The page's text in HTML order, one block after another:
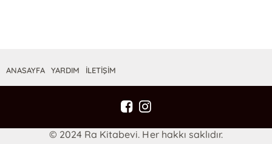
ANASAYFA YARDIM İLETİŞİM
© 2024 Ra Kitabevi. Her hakkı saklıdır.